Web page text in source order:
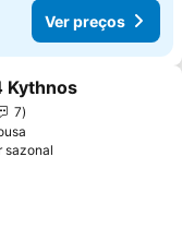
Ver preços
aos favoritos
Kythnos
7
sazonal